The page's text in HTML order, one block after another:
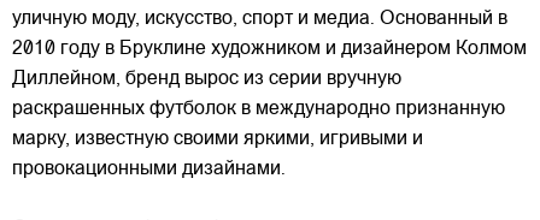
уличную моду, искусство, спорт и медиа. Основанный в
2010 году в Бруклине художником и дизайнером Колмом
Диллейном, бренд вырос из серии вручную
раскрашенных футболок в международно признанную
марку, известную своими яркими, игривыми и
провокационными дизайнами.